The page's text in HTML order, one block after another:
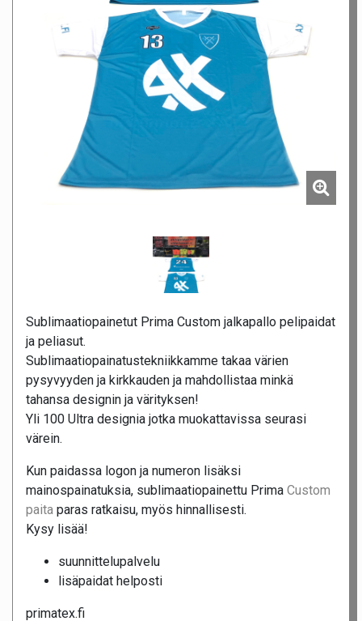
Sublimaatiopainetut Prima Custom jalkapallo pelipaidat
ja peliasut.
Sublimaatiopainatustekniikkamme takaa värien
pysyvyyden ja kirkkauden ja mahdollistaa minkä
tahansa designin ja värityksen!
Yli 100 Ultra designia jotka muokattavissa seurasi
värein.
Kun paidassa logon ja numeron lisäksi
mainospainatuksia, sublimaatiopainettu Prima Custom
paita paras ratkaisu, myös hinnallisesti.
Kysy lisää!
suunnittelupalvelu
lisäpaidat helposti
primatex.fi